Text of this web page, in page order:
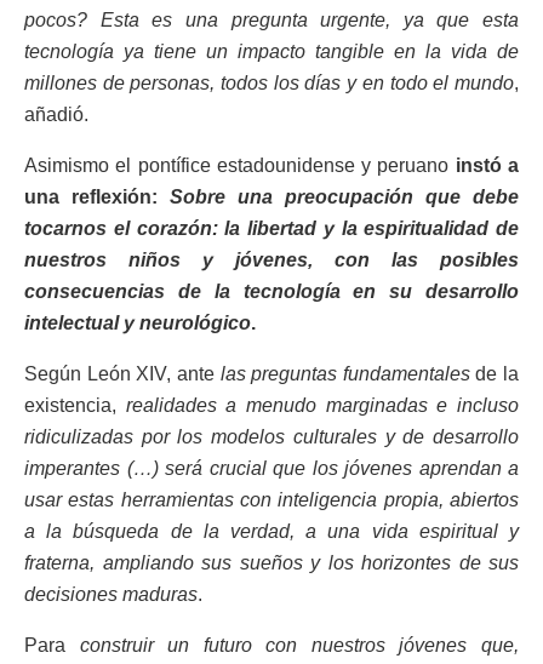
pocos? Esta es una pregunta urgente, ya que esta
tecnología ya tiene un impacto tangible en la vida de
millones de personas, todos los días y en todo el mundo,
añadió.
Asimismo el pontífice estadounidense y peruano instó a
una reflexión: Sobre una preocupación que debe
tocarnos el corazón: la libertad y la espiritualidad de
nuestros niños y jóvenes, con las posibles
consecuencias de la tecnología en su desarrollo
intelectual y neurológico.
Según León XIV, ante las preguntas fundamentalesde la
existencia, realidades a menudo marginadas e incluso
ridiculizadas por los modelos culturales y de desarrollo
imperantes (…) será crucial que los jóvenes aprendan a
usar estas herramientas con inteligencia propia, abiertos
a la búsqueda de la verdad, a una vida espiritual y
fraterna, ampliando sus sueños y los horizontes de sus
decisiones maduras.
Para construir un futuro con nuestros jóvenes que,